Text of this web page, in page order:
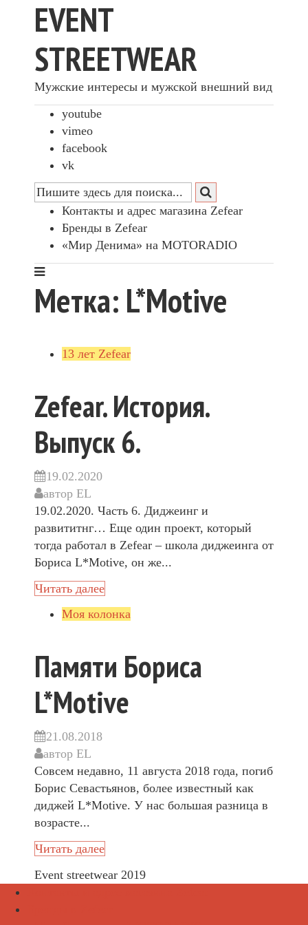
EVENT
STREETWEAR
Мужские интересы и мужской внешний вид
youtube
vimeo
facebook
vk
Контакты и адрес магазина Zefear
Бренды в Zefear
«Мир Денима» на MOTORADIO
Метка: L*Motive
13 лет Zefear
Zefear. История.
Выпуск 6.
19.02.2020
автор EL
19.02.2020. Часть 6. Диджеинг и
развититнг… Еще один проект, который
тогда работал в Zefear – школа диджеинга от
Бориса L*Motive, он же...
Читать далее
Моя колонка
Памяти Бориса
L*Motive
21.08.2018
автор EL
Совсем недавно, 11 августа 2018 года, погиб
Борис Севастьянов, более известный как
диджей L*Motive. У нас большая разница в
возрасте...
Читать далее
Event streetwear 2019